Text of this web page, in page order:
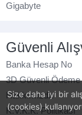
Size daha iyi bir
(cookies)
Gigabyte
Güvenli
Banka Hesap No
3D Güvenli Ödeme
Hakkımızda
K.V.K.K. Politikası